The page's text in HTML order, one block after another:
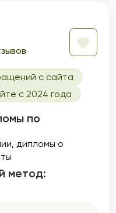
с сайта
с 2024 года
по
дипломы о
метод: